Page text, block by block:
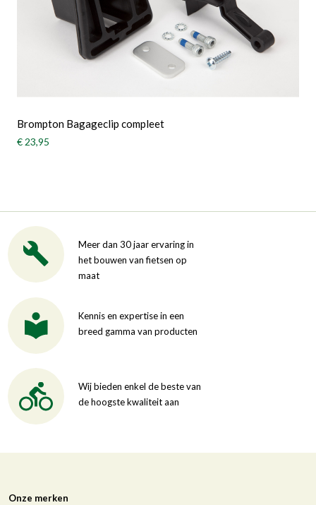
Brompton Bagageclip compleet
€ 23,95
Meer dan 30 jaar ervaring in
het bouwen van fietsen op
maat
Kennis en expertise in een
breed gamma van producten
Wij bieden enkel de beste van
de hoogste kwaliteit aan
Onze merken